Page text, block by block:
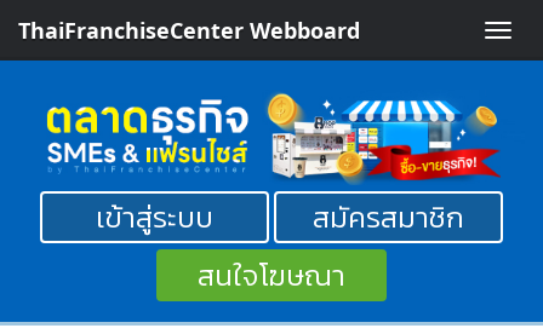
Toggle
ThaiFranchiseCenter Webboard
เข้าสู่ระบบ
สมัครสมาชิก
สนใจโฆษณา